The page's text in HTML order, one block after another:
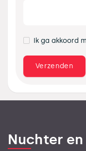
Ik ga akkoord
Nuchter